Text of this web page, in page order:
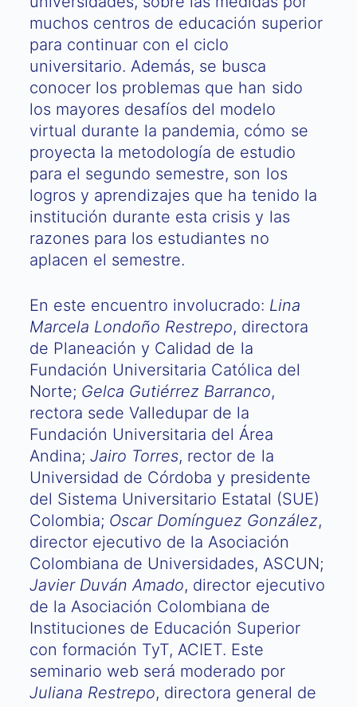
muchos centros de educación superior
para continuar con el ciclo
universitario. Además, se busca
conocer los problemas que han sido
los mayores desafíos del modelo
virtual durante la pandemia, cómo se
proyecta la metodología de estudio
para el segundo semestre, son los
logros y aprendizajes que ha tenido la
institución durante esta crisis y las
razones para los estudiantes no
aplacen el semestre.
En este encuentro involucrado: Lina
Marcela Londoño Restrepo, directora
de Planeación y Calidad de la
Fundación Universitaria Católica del
Norte; Gelca Gutiérrez Barranco,
rectora sede Valledupar de la
Fundación Universitaria del Área
Andina; Jairo Torres, rector de la
Universidad de Córdoba y presidente
del Sistema Universitario Estatal (SUE)
Colombia; Oscar Domínguez González,
director ejecutivo de la Asociación
Colombiana de Universidades, ASCUN;
Javier Duván Amado, director ejecutivo
de la Asociación Colombiana de
Instituciones de Educación Superior
con formación TyT, ACIET. Este
seminario web será moderado por
Juliana Restrepo, directora general de